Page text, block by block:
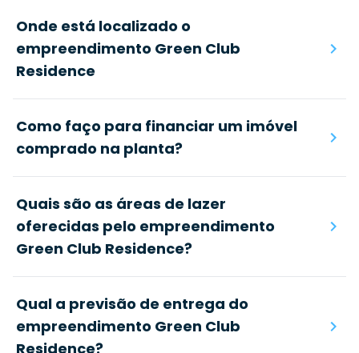
Onde está localizado o
empreendimento Green Club
Residence
Como faço para financiar um imóvel
comprado na planta?
Quais são as áreas de lazer
oferecidas pelo empreendimento
Green Club Residence?
Qual a previsão de entrega do
empreendimento Green Club
Residence?